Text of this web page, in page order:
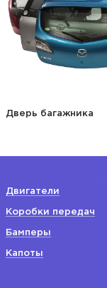
Дверь багажника
Двигатели
Коробки передач
Бамперы
Капоты